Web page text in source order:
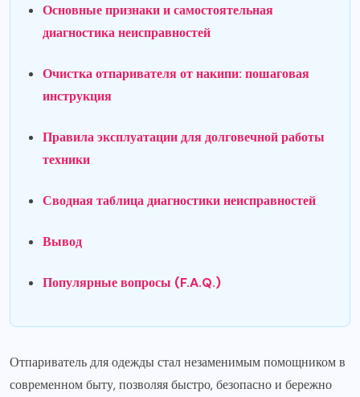
Основные признаки и самостоятельная
диагностика неисправностей
Очистка отпаривателя от накипи: пошаговая
инструкция
Правила эксплуатации для долговечной работы
техники
Сводная таблица диагностики неисправностей
Вывод
Популярные вопросы (F.A.Q.)
Отпариватель для одежды стал незаменимым помощником в
современном быту, позволяя быстро, безопасно и бережно